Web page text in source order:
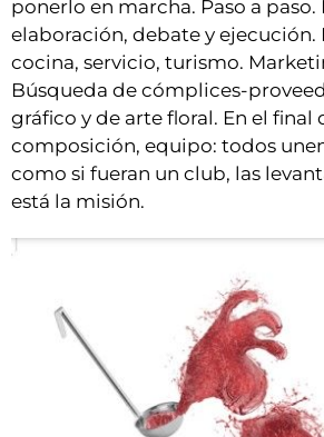
ponerlo en marcha. Paso a
elaboración, debate y ejecución.
cocina, servicio, turismo.
Búsqueda de cómplices-
gráfico y de arte floral. En el final
composición, equipo: todos
como si fueran un club, las
está la misión.